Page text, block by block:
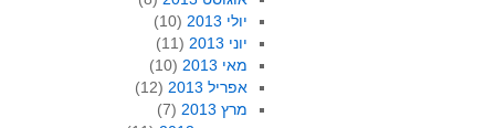
יולי 2013
(10)
יוני 2013
(11)
מאי 2013
(10)
אפריל 2013
(12)
מרץ 2013
(7)